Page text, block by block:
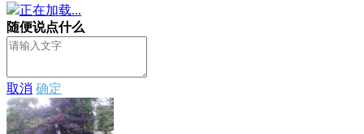
正在加载...
随便说点什么
取消 确定